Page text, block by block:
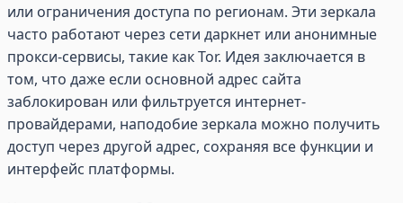
или ограничения доступа по регионам. Эти зеркала
часто работают через сети даркнет или анонимные
прокси-сервисы, такие как Tor. Идея заключается в
том, что даже если основной адрес сайта
заблокирован или фильтруется интернет-
провайдерами, наподобие зеркала можно получить
доступ через другой адрес, сохраняя все функции и
интерфейс платформы.